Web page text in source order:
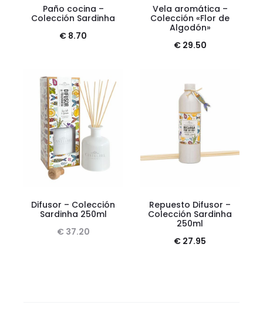
Paño cocina –
Colección Sardinha
€ 8.70
Vela aromática –
Colección «Flor de
Algodón»
€29.50
Difusor – Colección
Sardinha 250ml
€ 37.20
Repuesto Difusor –
Colección Sardinha
250ml
€ 27.95